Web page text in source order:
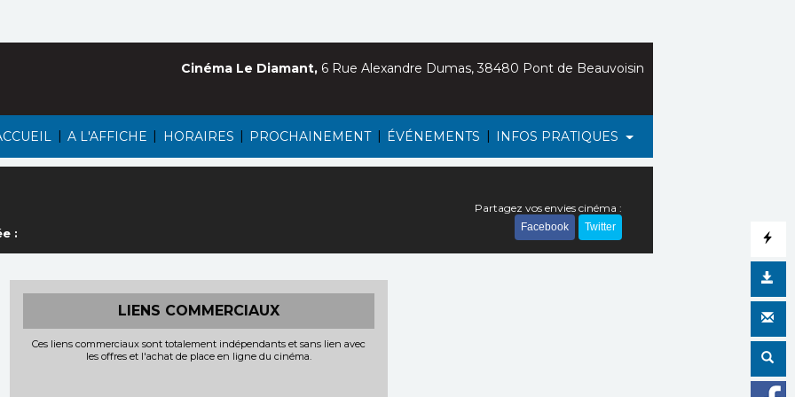
| A L'AFFICHE | HORAIRES | PROCHAINEMENT | ÉVÉNEMENTS | INFOS PRATIQUES
Cinéma Le Diamant, 6 Rue Alexandre Dumas, 38480 Pont de Beauvoisin
:
Partagez vos envies cinéma :
Facebook Twitter
LIENS COMMERCIAUX
Ces liens commerciaux sont totalement indépendants et sans lien avec
les offres et l'achat de place en ligne du cinéma.